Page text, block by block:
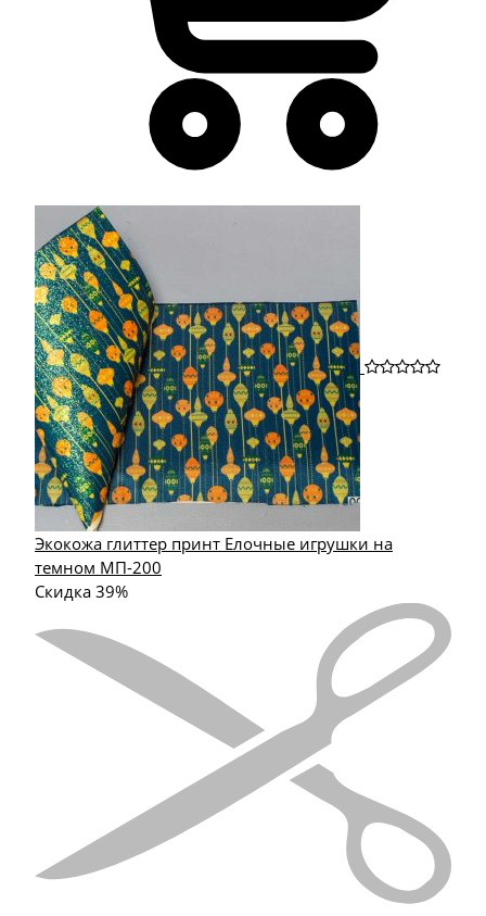
Экокожа глиттер принт Елочные игрушки на
темном МП-200
Скидка 39%